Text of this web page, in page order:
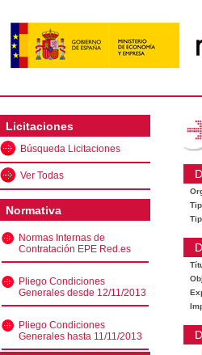
Licitaciones
Búsqueda Licitaciones
Ver Todas
Normativa
Normas Internas de
Contratación EPE Red.es
Pliego Condiciones
Generales desde 12/11/2013
Pliego Condiciones
Generales hasta 11/11/2013